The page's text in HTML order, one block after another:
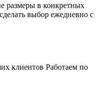
размеры в конкретных
выбор ежедневно с
клиентов Работаем по